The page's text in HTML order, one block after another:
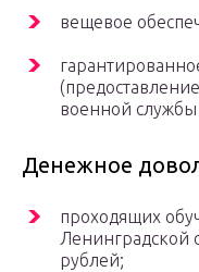
вещевое
военной
Денежное
проходящих
Ленинградской
рублей;